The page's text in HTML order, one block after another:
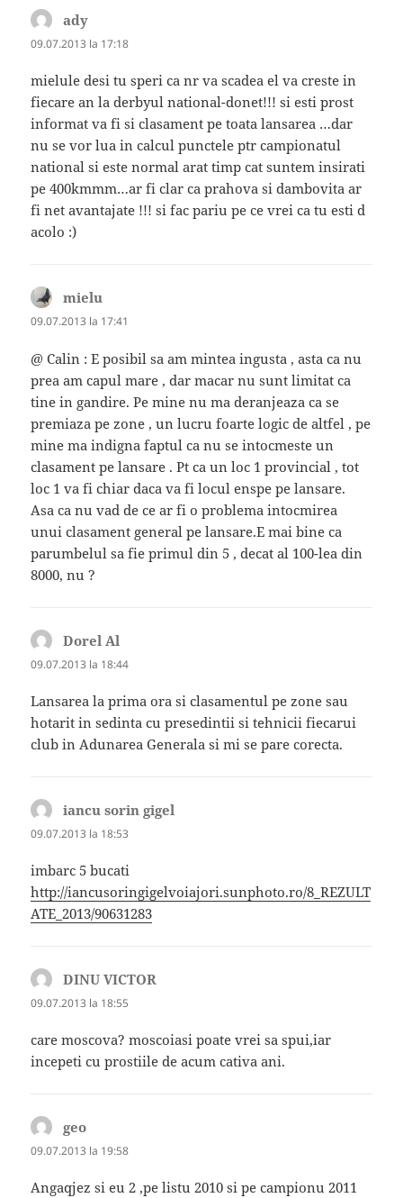
ady
09.07.2013 la 17:18
mielule desi tu speri ca nr va scadea el va creste in
fiecare an la derbyul national-donet!!! si esti prost
informat va fi si clasament pe toata lansarea …dar
nu se vor lua in calcul punctele ptr campionatul
national si este normal arat timp cat suntem insirati
pe 400kmmm…ar fi clar ca prahova si dambovita ar
fi net avantajate !!! si fac pariu pe ce vrei ca tu esti d
acolo :)
mielu
09.07.2013 la 17:41
@ Calin : E posibil sa am mintea ingusta , asta ca nu
prea am capul mare , dar macar nu sunt limitat ca
tine in gandire. Pe mine nu ma deranjeaza ca se
premiaza pe zone , un lucru foarte logic de altfel , pe
mine ma indigna faptul ca nu se intocmeste un
clasament pe lansare . Pt ca un loc 1 provincial , tot
loc 1 va fi chiar daca va fi locul enspe pe lansare.
Asa ca nu vad de ce ar fi o problema intocmirea
unui clasament general pe lansare.E mai bine ca
parumbelul sa fie primul din 5 , decat al 100-lea din
8000, nu ?
Dorel Al
09.07.2013 la 18:44
Lansarea la prima ora si clasamentul pe zone sau
hotarit in sedinta cu presedintii si tehnicii fiecarui
club in Adunarea Generala si mi se pare corecta.
iancu sorin gigel
09.07.2013 la 18:53
imbarc 5 bucati
http://iancusoringigelvoiajori.sunphoto.ro/8_REZULT
ATE_2013/90631283
DINU VICTOR
09.07.2013 la 18:55
care moscova? moscoiasi poate vrei sa spui,iar
incepeti cu prostiile de acum cativa ani.
geo
09.07.2013 la 19:58
Angaqjez si eu 2 ,pe listu 2010 si pe campionu 2011